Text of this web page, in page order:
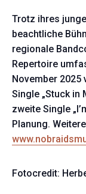
Trotz ihres
beachtliche
regionale
Repertoire
November 2025
Single „Stuck in
zweite Single
Planung.
Fotocredit: